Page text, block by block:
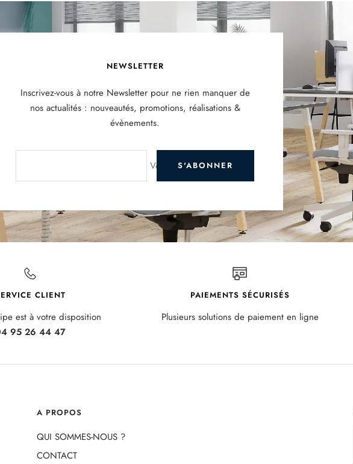
NEWSLETTER
Inscrivez-vous à notre Newsletter pour ne rien manquer de
nos actualités : nouveautés, promotions, réalisations &
évènements.
Votre e-mailS'ABONNER
CLIENT
est à votre disposition
95 26 44 47
PAIEMENTS SÉCURISÉS
Plusieurs solutions de paiement en ligne
A PROPOS
QUI SOMMES-NOUS ?
CONTACT